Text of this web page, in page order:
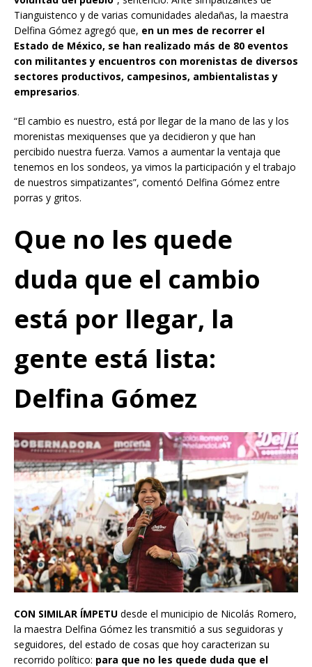
Tianguistenco y de varias comunidades aledañas, la maestra
Delfina Gómez agregó que, en un mes de recorrer el
Estado de México, se han realizado más de 80 eventos
con militantes y encuentros con morenistas de diversos
sectores productivos, campesinos, ambientalistas y
empresarios.
“El cambio es nuestro, está por llegar de la mano de las y los
morenistas mexiquenses que ya decidieron y que han
percibido nuestra fuerza. Vamos a aumentar la ventaja que
tenemos en los sondeos, ya vimos la participación y el trabajo
de nuestros simpatizantes”, comentó Delfina Gómez entre
porras y gritos.
Que no les quede
duda que el cambio
está por llegar, la
gente está lista:
Delfina Gómez
CON SIMILAR ÍMPETU desde el municipio de Nicolás Romero,
la maestra Delfina Gómez les transmitió a sus seguidoras y
seguidores, del estado de cosas que hoy caracterizan su
recorrido político: para que no les quede duda que el